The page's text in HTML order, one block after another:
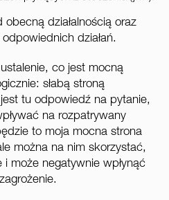
działalnością oraz
działań.
co jest mocną
słabą stroną
tu odpowiedź na pytanie,
na rozpatrywany
to moja mocna strona
można na nim skorzystać,
może negatywnie wpłynąć